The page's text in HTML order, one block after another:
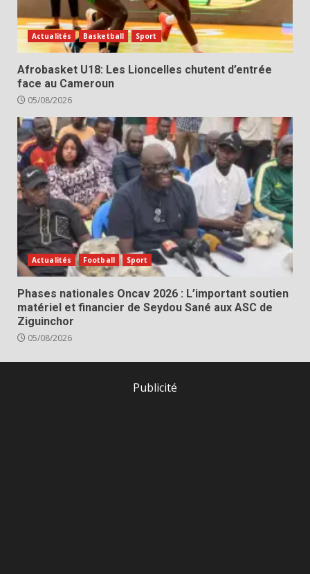
Actualités Basketball Sport
Afrobasket U18: Les Lioncelles chutent d’entrée
face au Cameroun
05/08/2026
Actualités Football Sport
Phases nationales Oncav 2026 : L’important soutien
matériel et financier de Seydou Sané aux ASC de
Ziguinchor
05/08/2026
Publicité